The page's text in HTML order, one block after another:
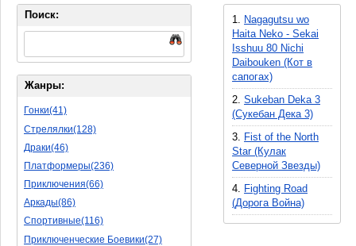
1.
Nagagutsu wo
Haita Neko - Sekai
Isshuu 80 Nichi
Daibouken (Кот в
сапогах)
2.Sukeban Deka 3
(Сукебан Дека 3)
3.
Fist of the North
Star (Кулак
Северной Звезды)
4.
Fighting Road
(Дорога Война)
Поиск:
Жанры:
Гонки(41)
Стрелялки(128)
Драки(46)
Платформеры(236)
Приключения(66)
Аркады(86)
Спортивные(116)
Приключенческие Боевики(27)